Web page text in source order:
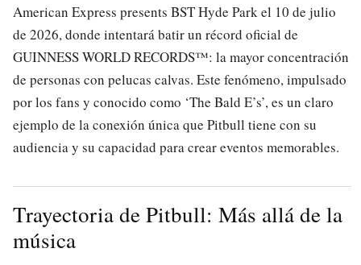
American Express presents BST Hyde Park el 10 de julio
de 2026, donde intentará batir un récord oficial de
GUINNESS WORLD RECORDS™: la mayor concentración
de personas con pelucas calvas. Este fenómeno, impulsado
por los fans y conocido como ‘The Bald E’s’, es un claro
ejemplo de la conexión única que Pitbull tiene con su
audiencia y su capacidad para crear eventos memorables.
Trayectoria de Pitbull: Más allá de la
música